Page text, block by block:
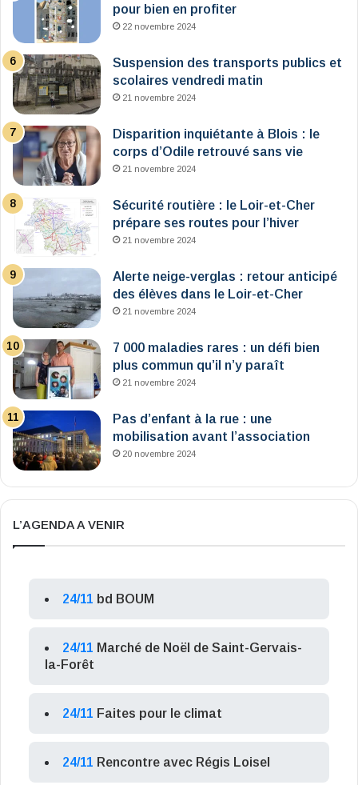
pour bien en profiter
22 novembre 2024
Suspension des transports publics et
scolaires vendredi matin
21 novembre 2024
Disparition inquiétante à Blois : le
corps d’Odile retrouvé sans vie
21 novembre 2024
Sécurité routière : le Loir-et-Cher
prépare ses routes pour l’hiver
21 novembre 2024
Alerte neige-verglas : retour anticipé
des élèves dans le Loir-et-Cher
21 novembre 2024
7 000 maladies rares : un défi bien
plus commun qu’il n’y paraît
21 novembre 2024
Pas d’enfant à la rue : une
mobilisation avant l’association
20 novembre 2024
L’AGENDA A VENIR
24/11 bd BOUM
24/11 Marché de Noël de Saint-Gervais-
la-Forêt
24/11 Faites pour le climat
24/11 Rencontre avec Régis Loisel